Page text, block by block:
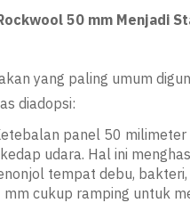
50 mm Menjadi
yang paling umum
diadopsi:
panel 50
udara. Hal ini
tempat debu,
cukup ramping untuk